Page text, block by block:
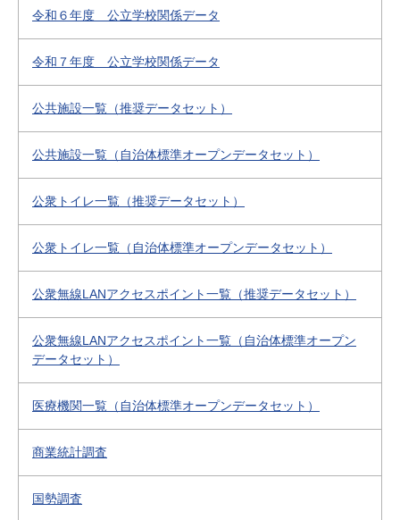
令和６年度 公立学校関係データ
令和７年度 公立学校関係データ
公共施設一覧（推奨データセット）
公共施設一覧（自治体標準オープンデータセット）
公衆トイレ一覧（推奨データセット）
公衆トイレ一覧（自治体標準オープンデータセット）
公衆無線LANアクセスポイント一覧（推奨データセット）
公衆無線LANアクセスポイント一覧（自治体標準オープン
データセット）
医療機関一覧（自治体標準オープンデータセット）
商業統計調査
国勢調査